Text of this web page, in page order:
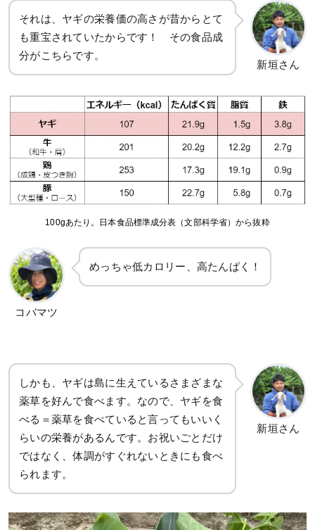
それは、ヤギの栄養価の高さが昔からとて
も重宝されていたからです！ その食品成
分がこちらです。
新垣さん
100gあたり。日本食品標準成分表（文部科学省）から抜粋
コバマツ
めっちゃ低カロリー、高たんぱく！
しかも、ヤギは島に生えているさまざまな
薬草を好んで食べます。なので、ヤギを食
べる＝薬草を食べていると言ってもいいく
らいの栄養があるんです。お祝いごとだけ
ではなく、体調がすぐれないときにも食べ
られます。
新垣さん